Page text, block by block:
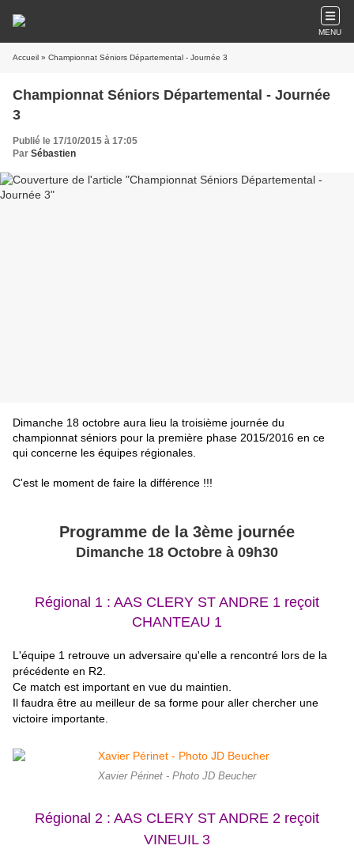
MENU
Accueil » Championnat Séniors Départemental - Journée 3
Championnat Séniors Départemental - Journée
3
Publié le 17/10/2015 à 17:05
Par Sébastien
Dimanche 18 octobre aura lieu la troisième journée du
championnat séniors pour la première phase 2015/2016 en ce
qui concerne les équipes régionales.
C'est le moment de faire la différence !!!
Programme de la 3ème journée
Dimanche 18 Octobre à 09h30
Régional 1 : AAS CLERY ST ANDRE 1 reçoit
CHANTEAU 1
L'équipe 1 retrouve un adversaire qu'elle a rencontré lors de la
précédente en R2.
Ce match est important en vue du maintien.
Il faudra être au meilleur de sa forme pour aller chercher une
victoire importante.
Xavier Périnet - Photo JD Beucher
Régional 2 : AAS CLERY ST ANDRE 2 reçoit
VINEUIL 3